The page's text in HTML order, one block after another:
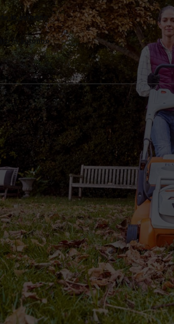
in autunno
in autunno
il prato
problemi alla stagione fredda. Con il giusto
Uno dei primi e più importanti punti: il prato
periodica di foglie autunnali cadute, frutta
a causa dell'elevata umidità dell'aria. Quando l'erba
il rastrello, le foglie possono essere facilmente
da raccogliere quando lo strato non è troppo
dal prato in autunno.
perennio sulle aiuole. In questo modo